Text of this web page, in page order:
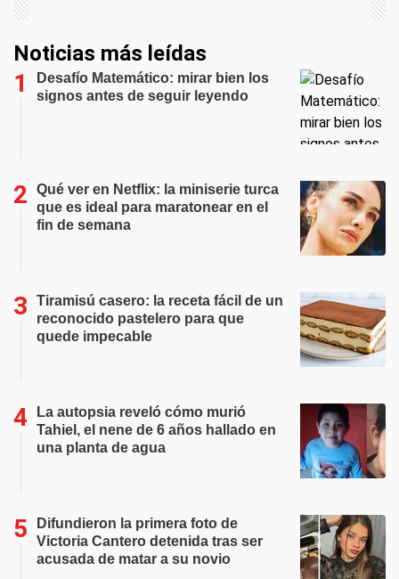
Noticias más leídas
Desafío Matemático: mirar bien los
signos antes de seguir leyendo
Qué ver en Netflix: la miniserie turca
que es ideal para maratonear en el
fin de semana
Tiramisú casero: la receta fácil de un
reconocido pastelero para que
quede impecable
La autopsia reveló cómo murió
Tahiel, el nene de 6 años hallado en
una planta de agua
Difundieron la primera foto de
Victoria Cantero detenida tras ser
acusada de matar a su novio